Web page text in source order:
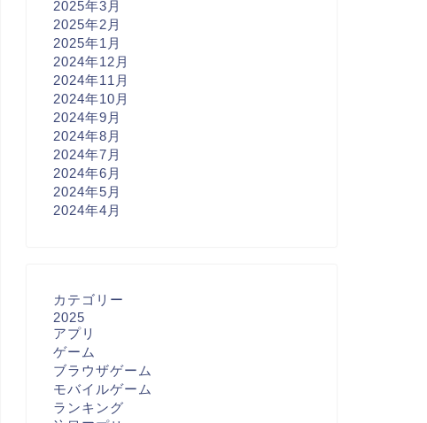
2025年3月
2025年2月
2025年1月
2024年12月
2024年11月
2024年10月
2024年9月
2024年8月
2024年7月
2024年6月
2024年5月
2024年4月
カテゴリー
2025
アプリ
ゲーム
ブラウザゲーム
モバイルゲーム
ランキング